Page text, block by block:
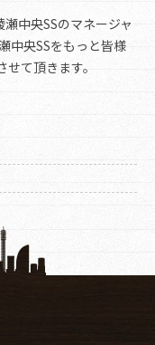
中央SSのマネージャ
中央SSをもっと皆様
て頂きます。